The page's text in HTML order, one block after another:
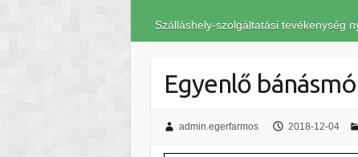
Szálláshely-szolgáltatási tevékenység
Egyenlő
admin.egerfarmos 2018-12-04